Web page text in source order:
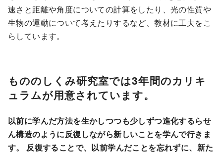
速さと距離や角度についての計算をしたり、光の性質や
生物の運動について考えたりするなど、教材に工夫をこ
らしています。
もののしくみ研究室では3年間のカリキ
ュラムが用意されています。
以前に学んだ方法を生かしつつも少しずつ進化するらせ
ん構造のように反復しながら新しいことを学んで行きま
す。 反復することで、以前学んだことを忘れずに、新た